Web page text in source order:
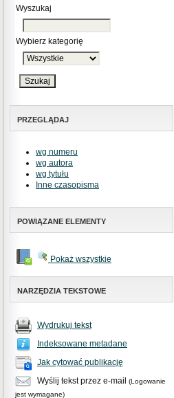
Wyszukaj
Wybierz kategorię
PRZEGLĄDAJ
wg numeru
wg autora
wg tytułu
Inne czasopisma
POWIĄZANE ELEMENTY
Pokaż wszystkie
NARZĘDZIA TEKSTOWE
Wydrukuj tekst
Indeksowane metadane
Jak cytować publikację
Wyślij tekst przez e-mail
(Logowanie
jest wymagane)